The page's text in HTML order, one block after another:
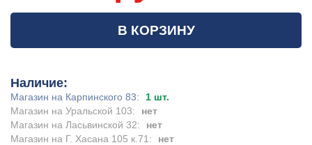
В КОРЗИНУ
Наличие:
Магазин на Карпинского 83:
1 шт.
Магазин на Уральской 103:
нет
Магазин на Ласьвинской 32:
нет
Магазин на Г. Хасана 105 к.71:
нет